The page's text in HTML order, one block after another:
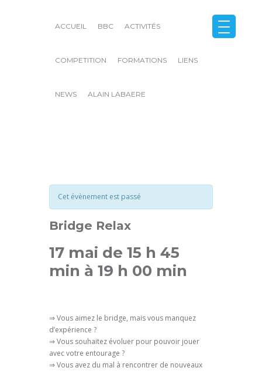
ACCUEIL BBC ACTIVITÉS
COMPETITION FORMATIONS LIENS
NEWS ALAIN LABAERE
Cet évènement est passé
Bridge Relax
17 mai de 15 h 45
min à 19 h 00 min
⇒ Vous aimez le bridge, mais vous manquez
d’expérience ?
⇒ Vous souhaitez évoluer pour pouvoir jouer
avec votre entourage ?
⇒ Vous avez du mal à rencontrer de nouveaux